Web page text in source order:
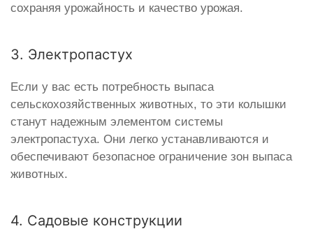
сохраняя урожайность и качество урожая.
3. Электропастух
Если у вас есть потребность выпаса
сельскохозяйственных животных, то эти колышки
станут надежным элементом системы
электропастуха. Они легко устанавливаются и
обеспечивают безопасное ограничение зон выпаса
животных.
4. Садовые конструкции